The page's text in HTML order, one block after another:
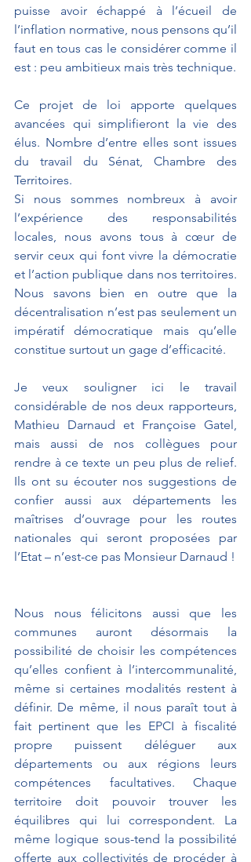
puisse avoir échappé à l’écueil de
l’inflation normative, nous pensons qu’il
faut en tous cas le considérer comme il
est : peu ambitieux mais très technique.
Ce projet de loi apporte quelques
avancées qui simplifieront la vie des
élus. Nombre d’entre elles sont issues
du travail du Sénat, Chambre des
Territoires.
Si nous sommes nombreux à avoir
l’expérience des responsabilités
locales, nous avons tous à cœur de
servir ceux qui font vivre la démocratie
et l’action publique dans nos territoires.
Nous savons bien en outre que la
décentralisation n’est pas seulement un
impératif démocratique mais qu’elle
constitue surtout un gage d’efficacité.
Je veux souligner ici le travail
considérable de nos deux rapporteurs,
Mathieu Darnaud et Françoise Gatel,
mais aussi de nos collègues pour
rendre à ce texte un peu plus de relief.
Ils ont su écouter nos suggestions de
confier aussi aux départements les
maîtrises d’ouvrage pour les routes
nationales qui seront proposées par
l’Etat – n’est-ce pas Monsieur Darnaud !
Nous nous félicitons aussi que les
communes auront désormais la
possibilité de choisir les compétences
qu’elles confient à l’intercommunalité,
même si certaines modalités restent à
définir. De même, il nous paraît tout à
fait pertinent que les EPCI à fiscalité
propre puissent déléguer aux
départements ou aux régions leurs
compétences facultatives. Chaque
territoire doit pouvoir trouver les
équilibres qui lui correspondent. La
même logique sous-tend la possibilité
offerte aux collectivités de procéder à